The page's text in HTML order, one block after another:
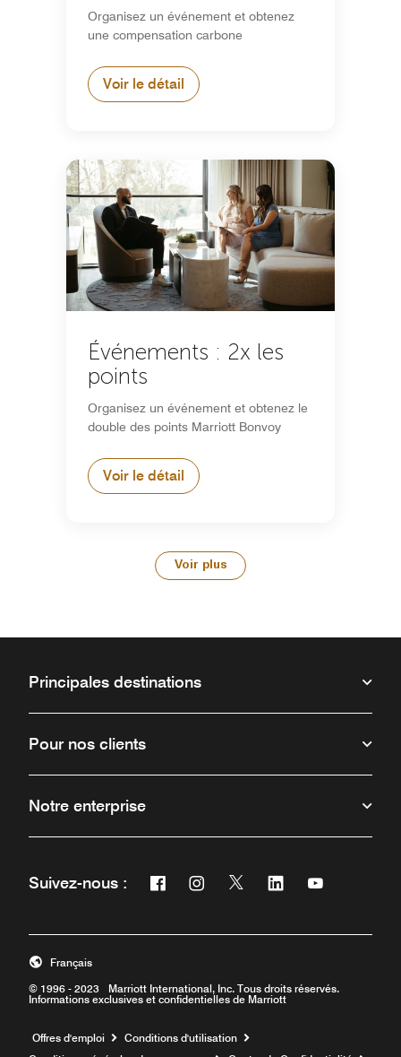
Organisez un événement et obtenez
une compensation carbone
Voir le détail
Événements : 2x les
points
Organisez un événement et obtenez le
double des points Marriott Bonvoy
Voir le détail
Voir plus
Principales destinations
Pour nos clients
Notre enterprise
Suivez-nous : Facebook
Ouvre une nouvelle fenêtre
Instagram
Ouvre une nouvelle fenêtre
Twitter
Ouvre une nouvelle
Linkedin
Ouvre uneOuvre une
© 1996 - 2023 Marriott International, Inc. Tous droits réservés.
Informations exclusives et confidentielles de Marriott
Français
Offres d'emploi Ouvre une nouvelle fenêtre
Conditions d'utilisation